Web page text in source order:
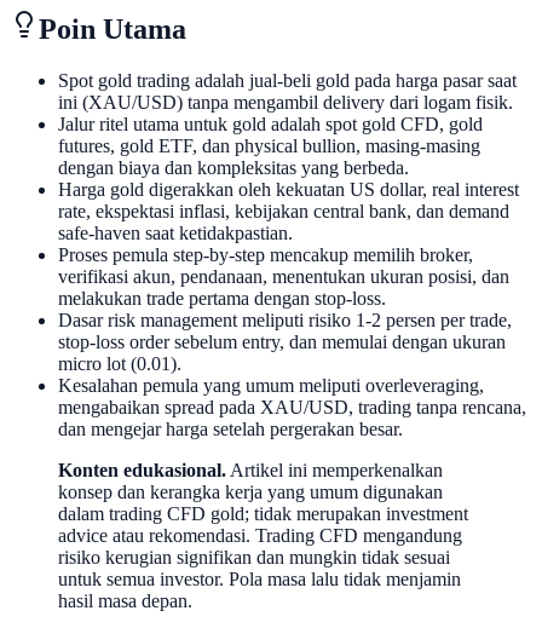
Poin Utama
Spot gold trading adalah jual-beli gold pada harga pasar saat
ini (XAU/USD) tanpa mengambil delivery dari logam fisik.
Jalur ritel utama untuk gold adalah spot gold CFD, gold
futures, gold ETF, dan physical bullion, masing-masing
dengan biaya dan kompleksitas yang berbeda.
Harga gold digerakkan oleh kekuatan US dollar, real interest
rate, ekspektasi inflasi, kebijakan central bank, dan demand
safe-haven saat ketidakpastian.
Proses pemula step-by-step mencakup memilih broker,
verifikasi akun, pendanaan, menentukan ukuran posisi, dan
melakukan trade pertama dengan stop-loss.
Dasar risk management meliputi risiko 1-2 persen per trade,
stop-loss order sebelum entry, dan memulai dengan ukuran
micro lot (0.01).
Kesalahan pemula yang umum meliputi overleveraging,
mengabaikan spread pada XAU/USD, trading tanpa rencana,
dan mengejar harga setelah pergerakan besar.
Konten edukasional. Artikel ini memperkenalkan
konsep dan kerangka kerja yang umum digunakan
dalam trading CFD gold; tidak merupakan investment
advice atau rekomendasi. Trading CFD mengandung
risiko kerugian signifikan dan mungkin tidak sesuai
untuk semua investor. Pola masa lalu tidak menjamin
hasil masa depan.